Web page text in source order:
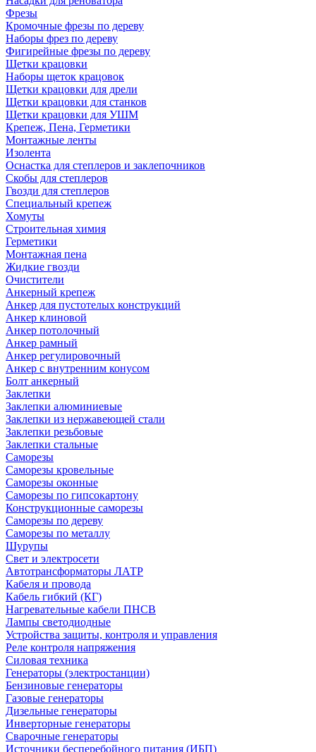
Фрезы
Кромочные фрезы по дереву
Наборы фрез по дереву
Фигирейные фрезы по дереву
Щетки крацовки
Наборы щеток крацовок
Щетки крацовки для дрели
Щетки крацовки для станков
Щетки крацовки для УШМ
Крепеж, Пена, Герметики
Монтажные ленты
Изолента
Оснастка для степлеров и заклепочников
Скобы для степлеров
Гвозди для степлеров
Специальный крепеж
Хомуты
Строительная химия
Герметики
Монтажная пена
Жидкие гвозди
Очистители
Анкерный крепеж
Анкер для пустотелых конструкций
Анкер клиновой
Анкер потолочный
Анкер рамный
Анкер регулировочный
Анкер с внутренним конусом
Болт анкерный
Заклепки
Заклепки алюминиевые
Заклепки из нержавеющей стали
Заклепки резьбовые
Заклепки стальные
Саморезы
Саморезы кровельные
Саморезы оконные
Саморезы по гипсокартону
Конструкционные саморезы
Саморезы по дереву
Саморезы по металлу
Шурупы
Свет и электросети
Автотрансформаторы ЛАТР
Кабеля и провода
Кабель гибкий (КГ)
Нагревательные кабели ПНСВ
Лампы светодиодные
Устройства защиты, контроля и управления
Реле контроля напряжения
Силовая техника
Генераторы (электростанции)
Бензиновые генераторы
Газовые генераторы
Дизельные генераторы
Инверторные генераторы
Сварочные генераторы
Источники бесперебойного питания (ИБП)